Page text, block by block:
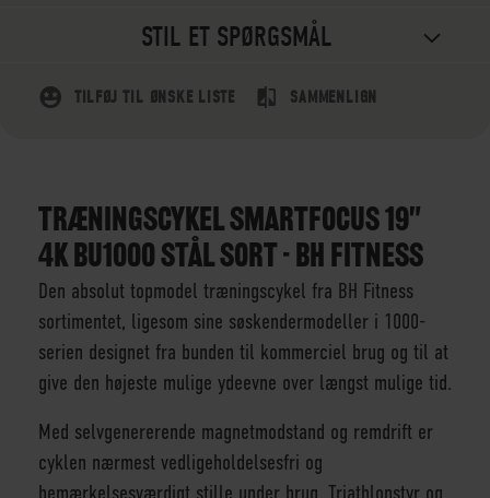
STIL ET SPØRGSMÅL
TILFØJ TIL ØNSKE LISTE SAMMENLIGN
TRÆNINGSCYKEL SMARTFOCUS 19"
4K BU1000 STÅL SORT - BH FITNESS
Den absolut topmodel træningscykel fra BH Fitness
sortimentet, ligesom sine søskendermodeller i 1000-
serien designet fra bunden til kommerciel brug og til at
give den højeste mulige ydeevne over længst mulige tid.
Med selvgenererende magnetmodstand og remdrift er
cyklen nærmest vedligeholdelsesfri og
bemærkelsesværdigt stille under brug. Triathlonstyr og